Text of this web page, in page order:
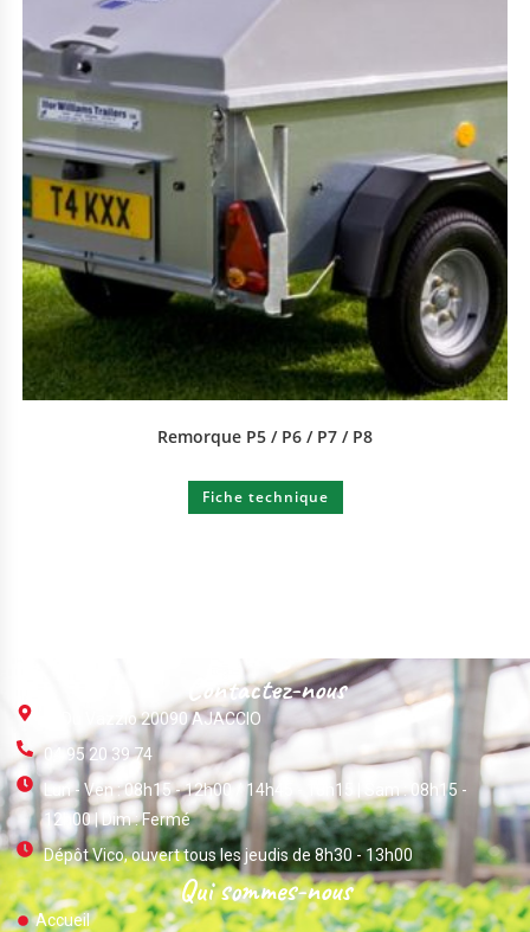
Remorque P5 / P6 / P7 / P8
Fiche technique
Contactez-nous
ZI Du Vazzio 20090 AJACCIO
04 95 20 39 74
Lun - Ven : 08h15 - 12h00 / 14h45 - 18h15 | Sam : 08h15 -
12h00 | Dim : Fermé
Dépôt Vico, ouvert tous les jeudis de 8h30 - 13h00
Qui sommes-nous
Accueil